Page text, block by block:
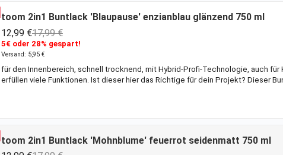
toom 2in1 Buntlack 'Blaupause' enzianblau glänzend 750 ml
12,99 €17,99 €
5€ oder 28% gespart!
Versand: 5,95 €
für den Innenbereich, schnell trocknend, mit Hybrid-Profi-Technologie, auch
erfüllen viele Funktionen. Ist dieser hier das Richtige für dein Projekt? Dieser
sich bei einem einmaligen Anstrich größere Flächen von bis zu 10 m²
toom 2in1 Buntlack 'Mohnblume' feuerrot seidenmatt 750 ml